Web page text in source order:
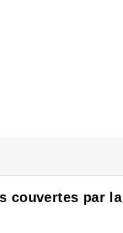
couvertes par la